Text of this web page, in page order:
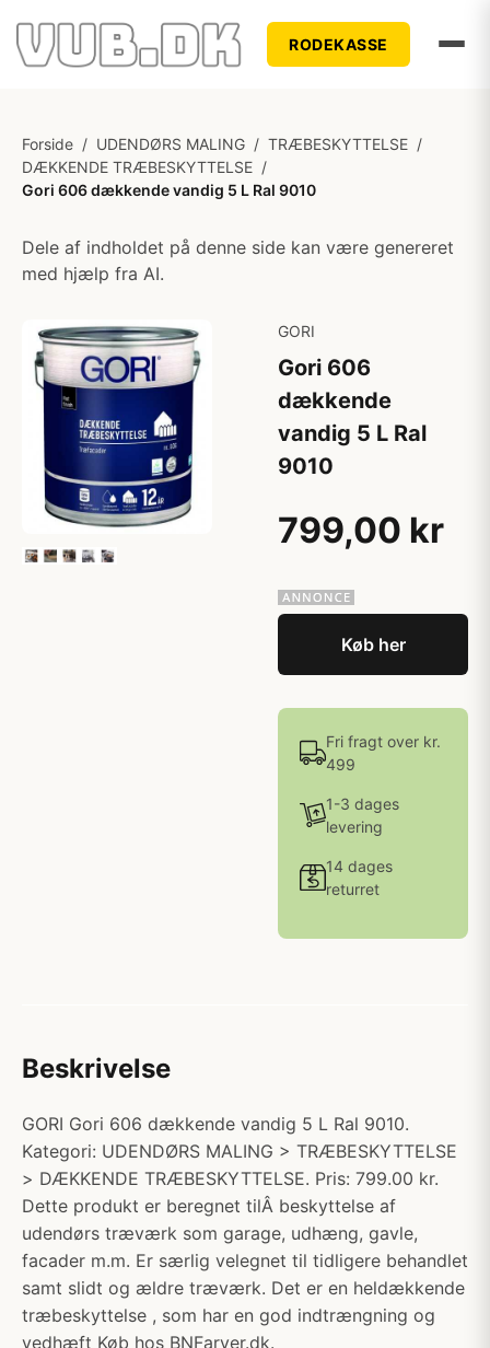
RODEKASSE
Forside / UDENDØRS MALING / TRÆBESKYTTELSE /
DÆKKENDE TRÆBESKYTTELSE /
Gori 606 dækkende vandig 5 L Ral 9010
Dele af indholdet på denne side kan være genereret
med hjælp fra AI.
GORI
Gori 606
dækkende
vandig 5 L Ral
9010
799,00 kr
Køb her
Fri fragt over kr.
499
1-3 dages
levering
14 dages
returret
Beskrivelse
GORI Gori 606 dækkende vandig 5 L Ral 9010.
Kategori: UDENDØRS MALING > TRÆBESKYTTELSE
> DÆKKENDE TRÆBESKYTTELSE. Pris: 799.00 kr.
Dette produkt er beregnet tilÂ beskyttelse af
udendørs træværk som garage, udhæng, gavle,
facader m.m. Er særlig velegnet til tidligere behandlet
samt slidt og ældre træværk. Det er en heldækkende
træbeskyttelse , som har en god indtrængning og
vedhæft Køb hos BNFarver.dk.